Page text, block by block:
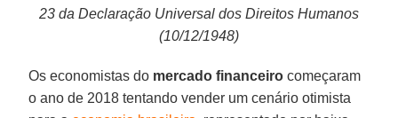
23 da Declaração Universal dos Direitos Humanos
(10/12/1948)
Os economistas do mercado financeiro começaram
o ano de 2018 tentando vender um cenário otimista